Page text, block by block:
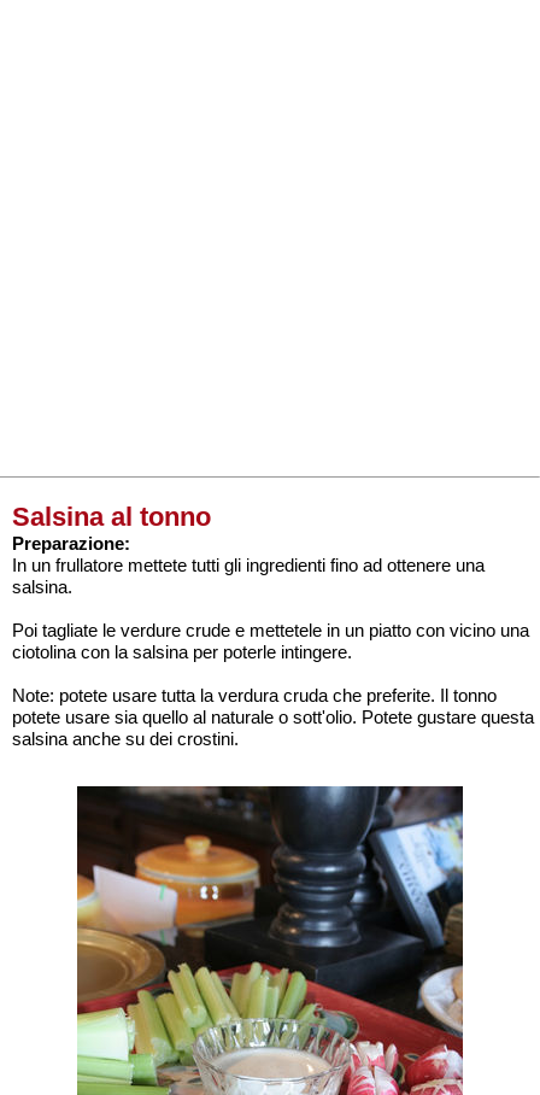
Salsina al tonno
Preparazione:
In un frullatore mettete tutti gli ingredienti fino ad ottenere una
salsina.
Poi tagliate le verdure crude e mettetele in un piatto con vicino una
ciotolina con la salsina per poterle intingere.
Note: potete usare tutta la verdura cruda che preferite. Il tonno
potete usare sia quello al naturale o sott'olio. Potete gustare questa
salsina anche su dei crostini.